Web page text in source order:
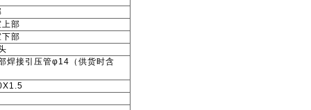
部
部
焊接引压管φ14（供货时含